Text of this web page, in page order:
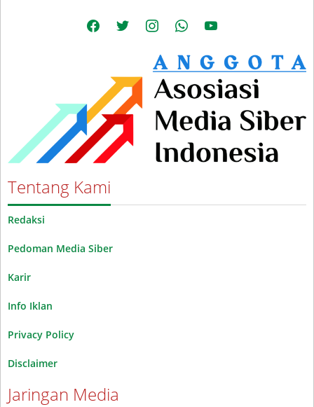
facebooktwitter instagramwhatsappyoutube
Tentang Kami
Redaksi
Pedoman Media Siber
Karir
Info Iklan
Privacy Policy
Disclaimer
Jaringan Media